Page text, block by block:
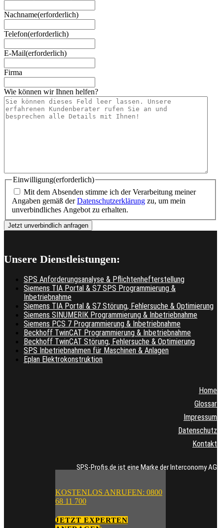
Nachname(erforderlich)
Telefon(erforderlich)
E-Mail(erforderlich)
Firma
Wie können wir Ihnen helfen?
Einwilligung(erforderlich)
Mit dem Absenden stimme ich der Verarbeitung meiner
Angaben gemäß derDatenschutzerklärung zu, um mein
unverbindliches Angebot zu erhalten.
KOSTENLOS ANRUFEN: 0800
68 11 700
JETZT EXPERTEN
Unsere Dienstleistungen:
SPS Anforderungsanalyse & Pflichtenhefterstellung
Siemens TIA Portal & S7 SPS Programmierung &
Inbetriebnahme
Siemens TIA Portal & S7 Störung, Fehlersuche & Optimierung
Siemens SINUMERIK Programmierung & Inbetriebnahme
Siemens PCS 7 Programmierung & Inbetriebnahme
Beckhoff TwinCAT Programmierung & Inbetriebnahme
Beckhoff TwinCAT Störung, Fehlersuche & Optimierung
SPS Inbetriebnahmen für Maschinen & Anlagen
Eplan Elektrokonstruktion
Home
Glossar
Impressum
Datenschutz
Kontakt
SPS-Profis.de ist eine Marke der Interconomy AG